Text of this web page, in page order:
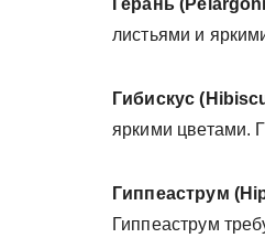
Герань
листьями и
Гибискус
яркими цветами.
Гиппеаструм
Гиппеаструм